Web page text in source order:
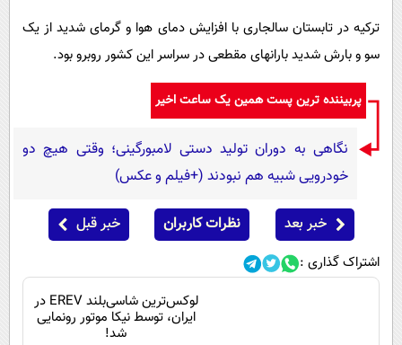
حوادث
سلامت
فرهنگی
بین الملل
حیات وحش
سیاست خارجی
ترکیه در تابستان سالجاری با افزایش دمای هوا و گرمای شدید از یک
سو و بارش شدید بارانهای مقطعی در سراسر این کشور روبرو بود.
پربیننده ترین پست همین یک ساعت اخیر
نگاهی به دوران تولید دستی لامبورگینی؛ وقتی هیچ دو
خودرویی شبیه هم نبودند (+فیلم و عکس)
خبر بعد نظرات کاربران خبر قبل
اشتراک گذاری :
لوکس‌ترین شاسی‌بلند EREV در
ایران، توسط نیکا موتور رونمایی
شد!